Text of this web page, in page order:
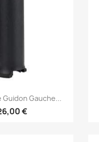
rapide
Guidon Gauche...
€